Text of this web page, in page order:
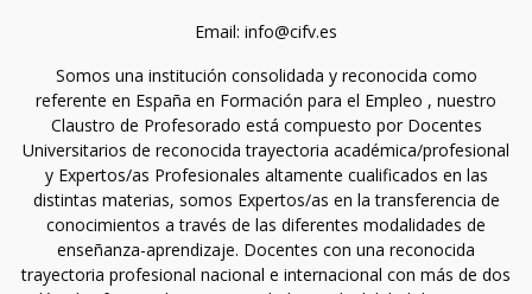
Email: info@cifv.es
Somos una institución consolidada y reconocida como
referente en España en Formación para el Empleo , nuestro
Claustro de Profesorado está compuesto por Docentes
Universitarios de reconocida trayectoria académica/profesional
y Expertos/as Profesionales altamente cualificados en las
distintas materias, somos Expertos/as en la transferencia de
conocimientos a través de las diferentes modalidades de
enseñanza-aprendizaje. Docentes con una reconocida
trayectoria profesional nacional e internacional con más de dos